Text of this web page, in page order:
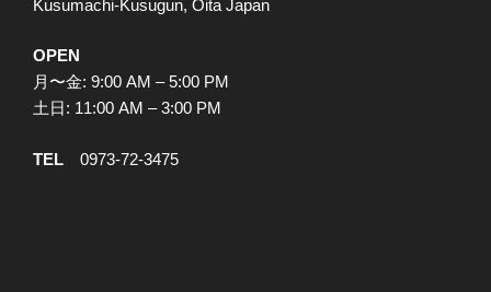
Kusumachi-Kusugun, Oita Japan
OPEN
月〜金: 9:00 AM – 5:00 PM
土日: 11:00 AM – 3:00 PM
TEL 0973-72-3475